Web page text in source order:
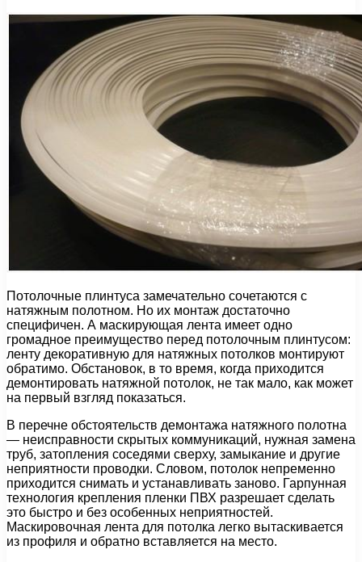
Потолочные плинтуса замечательно сочетаются с
натяжным полотном. Но их монтаж достаточно
специфичен. А маскирующая лента имеет одно
громадное преимущество перед потолочным плинтусом:
ленту декоративную для натяжных потолков монтируют
обратимо. Обстановок, в то время, когда приходится
демонтировать натяжной потолок, не так мало, как может
на первый взгляд показаться.
В перечне обстоятельств демонтажа натяжного полотна
— неисправности скрытых коммуникаций, нужная замена
труб, затопления соседями сверху, замыкание и другие
неприятности проводки. Словом, потолок непременно
приходится снимать и устанавливать заново. Гарпунная
технология крепления пленки ПВХ разрешает сделать
это быстро и без особенных неприятностей.
Маскировочная лента для потолка легко вытаскивается
из профиля и обратно вставляется на место.